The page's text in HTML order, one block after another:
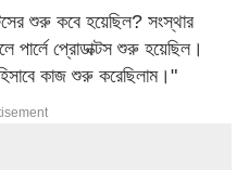
শুরু কবে হয়েছিল? সংস্থার
পার্লে প্রোডাক্টস শুরু হয়েছিল।
কাজ শুরু করেছিলাম।"